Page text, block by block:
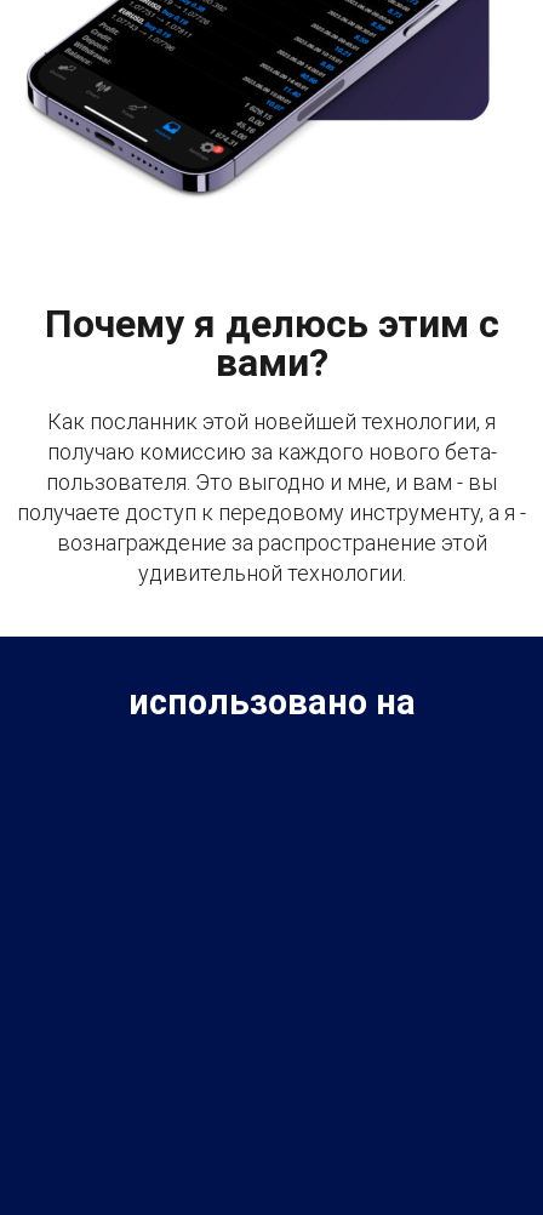
Почему я делюсь этим с
вами?
Как посланник этой новейшей технологии, я
получаю комиссию за каждого нового бета-
пользователя. Это выгодно и мне, и вам - вы
получаете доступ к передовому инструменту, а я -
вознаграждение за распространение этой
удивительной технологии.
использовано на